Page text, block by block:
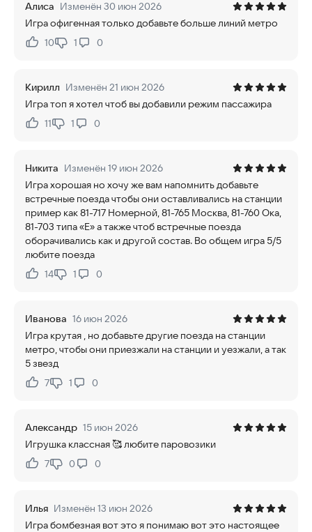
Алиса Изменён 30 июн 2026
Игра офигенная только добавьте больше линий метро
Нравится:
10Не нравится:
1 0
Кирилл Изменён 21 июн 2026
Игра топ я хотел чтоб вы добавили режим пассажира
Нравится:
11Не нравится:
1 0
Никита Изменён 19 июн 2026
Игра хорошая но хочу же вам напомнить добавьте
встречные поезда чтобы они оставливались на станции
пример как 81-717 Номерной, 81-765 Москва, 81-760 Ока,
81-703 типа «Е» а также чтоб встречные поезда
оборачивались как и другой состав. Во общем игра 5/5
любите поезда
Нравится:
14Не нравится:
1 0
Иванова 16 июн 2026
Игра крутая , но добавьте другие поезда на станции
метро, чтобы они приезжали на станции и уезжали, а так
5 звезд
Нравится:
7Не нравится:
1 0
Александр 15 июн 2026
Игрушка классная 🥰 любите паровозики
Нравится:
7Не нравится:
0 0
Илья Изменён 13 июн 2026
Игра бомбезная вот это я понимаю вот это настоящее